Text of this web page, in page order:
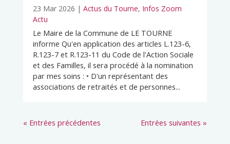
23 Mar 2026 | Actus du Tourne, Infos Zoom
Actu
Le Maire de la Commune de LE TOURNE
informe Qu'en application des articles L.123-6,
R.123-7 et R.123-11 du Code de l'Action Sociale
et des Familles, il sera procédé à la nomination
par mes soins : • D'un représentant des
associations de retraités et de personnes...
« Entrées précédentes Entrées suivantes »